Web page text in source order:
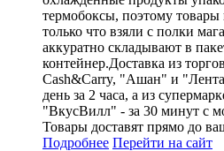
термобоксы, поэтому товары
только что взяли с полки
аккуратно складывают в
контейнер.Доставка из
Cash&Carry, "Ашан" и
день за 2 часа, а из
"ВкусВилл" - за 30 минут с
Товары доставят прямо до
Подробнее Перейти на сайт